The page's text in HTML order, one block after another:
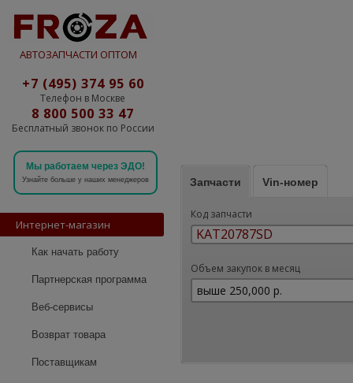
АВТОЗАПЧАСТИ ОПТОМ
+7 (495) 374 95 60
Телефон в Москве
8 800 500 33 47
Бесплатный звонок по России
Мы работаем через ЭДО!
Узнайте больше у наших менеджеров
Интернет-магазин
Как начать работу
Партнерская программа
Веб-сервисы
Возврат товара
Поставщикам
Запчасти Vin-номер
Код запчасти
Объем закупок в месяц